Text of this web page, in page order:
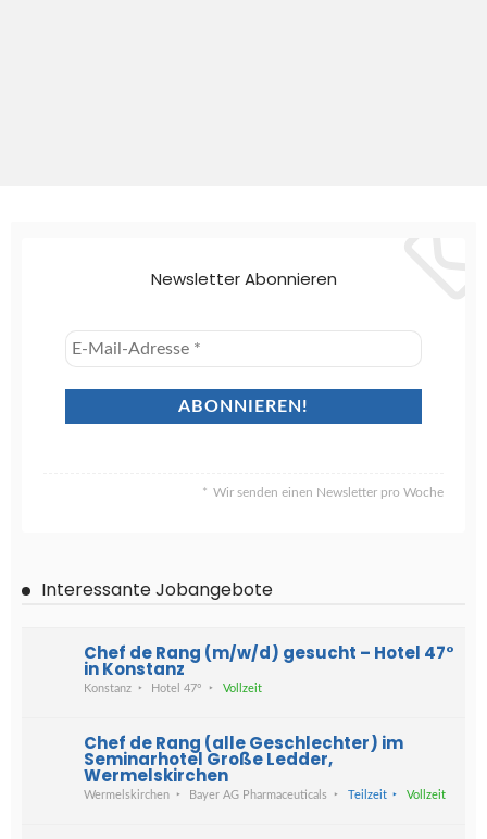
Newsletter Abonnieren
Wir senden einen Newsletter pro Woche
Interessante Jobangebote
Chef de Rang (m/w/d) gesucht – Hotel 47°
in Konstanz
Konstanz Hotel 47° Vollzeit
Chef de Rang (alle Geschlechter) im
Seminarhotel Große Ledder,
Wermelskirchen
Wermelskirchen Bayer AG Pharmaceuticals Teilzeit Vollzeit